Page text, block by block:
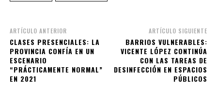
ARTÍCULO ANTERIOR
CLASES PRESENCIALES: LA
PROVINCIA CONFÍA EN UN
ESCENARIO
“PRÁCTICAMENTE NORMAL”
EN 2021
ARTÍCULO SIGUIENTE
BARRIOS VULNERABLES:
VICENTE LÓPEZ CONTINÚA
CON LAS TAREAS DE
DESINFECCIÓN EN ESPACIOS
PÚBLICOS